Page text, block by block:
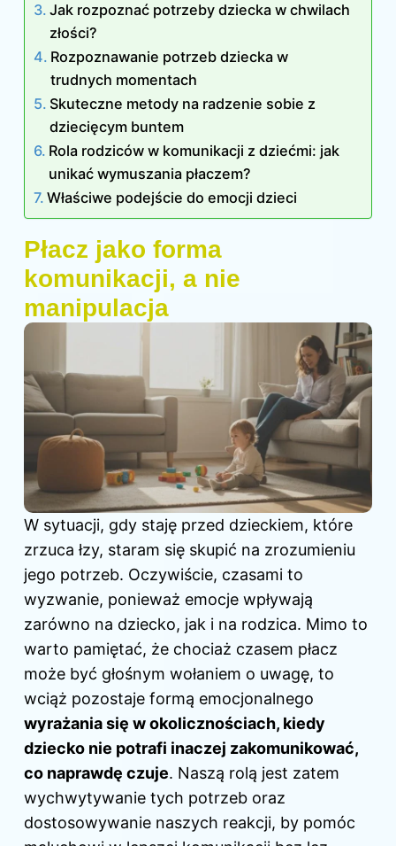
Jak rozpoznać potrzeby dziecka w chwilach
złości?
Rozpoznawanie potrzeb dziecka w
trudnych momentach
Skuteczne metody na radzenie sobie z
dziecięcym buntem
Rola rodziców w komunikacji z dziećmi: jak
unikać wymuszania płaczem?
Właściwe podejście do emocji dzieci
Płacz jako forma
komunikacji, a nie
manipulacja
W sytuacji, gdy staję przed dzieckiem, które
zrzuca łzy, staram się skupić na zrozumieniu
jego potrzeb. Oczywiście, czasami to
wyzwanie, ponieważ emocje wpływają
zarówno na dziecko, jak i na rodzica. Mimo to
warto pamiętać, że chociaż czasem płacz
może być głośnym wołaniem o uwagę, to
wciąż pozostaje formą emocjonalnego
wyrażania się w okolicznościach, kiedy
dziecko nie potrafi inaczej zakomunikować,
co naprawdę czuje. Naszą rolą jest zatem
wychwytywanie tych potrzeb oraz
dostosowywanie naszych reakcji, by pomóc